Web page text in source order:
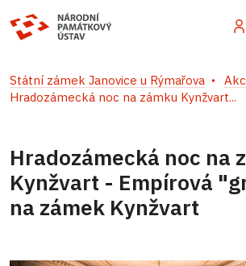
Státní zámek Janovice u Rýmařova
Hradozámecká noc na zámku Kynžvart...
Hradozámecká noc na
Kynžvart - Empírová
na zámek Kynžvart